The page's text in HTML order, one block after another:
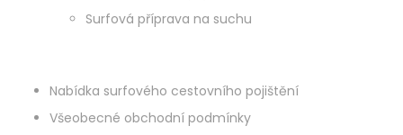
Surfová příprava na suchu
Nabídka surfového cestovního pojištění
Všeobecné obchodní podmínky